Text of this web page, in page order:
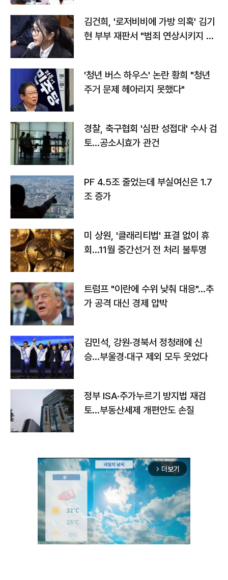
김건희, '로저비비에 가방 의혹' 김기
현 부부 재판서 "범죄 연상시키지 말
'청년 버스 하우스' 논란 황희 "청년
주거 문제 헤아리지 못했다"
경찰, 축구협회 '심판 성접대' 수사 검
토…공소시효가 관건
PF 4.5조 줄었는데 부실여신은 1.7
조 증가
미 상원, '클래리티법' 표결 없이 휴
회…11월 중간선거 전 처리 불투명
트럼프 "이란에 수위 낮춰 대응"…추
가 공격 대신 경제 압박
김민석, 강원·경북서 정청래에 신
승…부울경·대구 제외 모두 웃었다
정부 ISA·주가누르기 방지법 재검
토…부동산세제 개편안도 손질
arrow_forward_ios 더보기